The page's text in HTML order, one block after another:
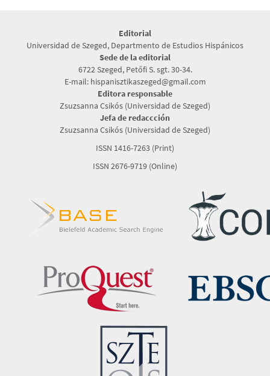
Editorial
Universidad de Szeged, Departmento de Estudios Hispánicos
Sede de la editorial
6722 Szeged, Petőfi S. sgt. 30-34.
E-mail: hispanisztikaszeged@gmail.com
Editora responsable
Zsuzsanna Csikós (Universidad de Szeged)
Jefa de redaccción
Zsuzsanna Csikós (Universidad de Szeged)
ISSN 1416-7263 (Print)
ISSN 2676-9719 (Online)